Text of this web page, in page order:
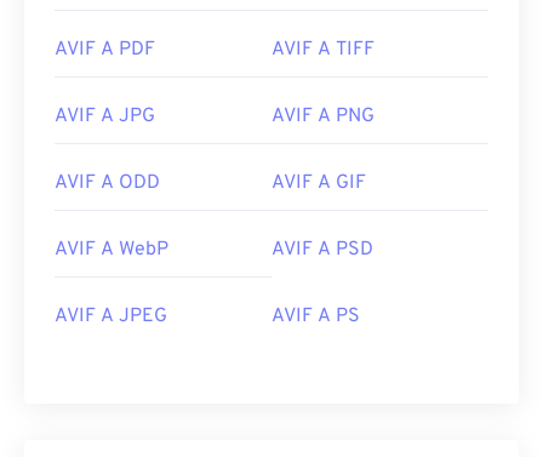
AVIF A PDF AVIF A TIFF
AVIF A JPG AVIF A PNG
AVIF A ODD AVIF A GIF
AVIF A WebP AVIF A PSD
AVIF A JPEG AVIF A PS